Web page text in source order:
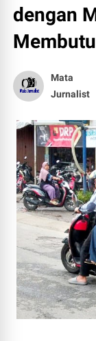
dengan
Mata
Jurnalist